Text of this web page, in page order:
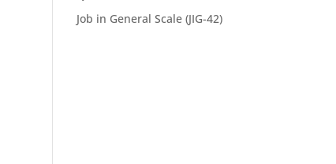
Job in General Scale (JIG-42)